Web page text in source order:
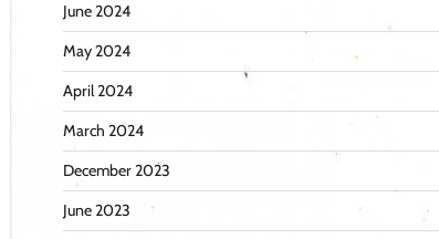
June 2024
May 2024
April 2024
March 2024
December 2023
June 2023